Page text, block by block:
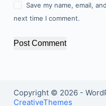
Save my name, email,
next time I comment.
Post Comment
Copyright © 2026 -
CreativeThemes